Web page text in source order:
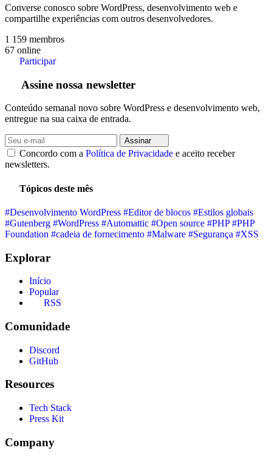
Converse conosco sobre WordPress, desenvolvimento web e
compartilhe experiências com outros desenvolvedores.
1 159 membros
67 online
Participar
Assine nossa newsletter
Conteúdo semanal novo sobre WordPress e desenvolvimento web,
entregue na sua caixa de entrada.
Assinar
Concordo com a Política de Privacidade e aceito receber
newsletters.
Tópicos deste mês
#Desenvolvimento WordPress #Editor de blocos #Estilos globais
#Gutenberg #WordPress #Automattic #Open source #PHP #PHP
Foundation #cadeia de fornecimento #Malware #Segurança #XSS
Explorar
Início
Popular
RSS
Comunidade
Discord
GitHub
Resources
Tech Stack
Press Kit
Company